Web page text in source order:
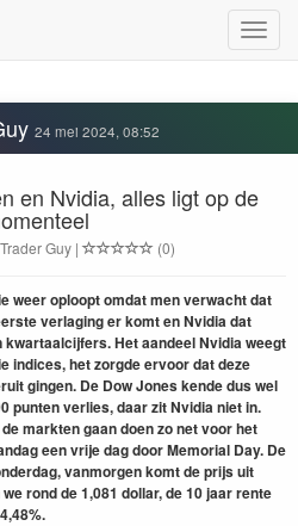
Toggle
24 mei 2024, 08:52
en Nvidia, alles ligt op de
Guy | (0)
weer oploopt omdat men verwacht dat
verlaging er komt en Nvidia dat
Het aandeel Nvidia weegt
indices, het zorgde ervoor dat deze
gingen. De Dow Jones kende dus wel
punten verlies, daar zit Nvidia niet in.
markten gaan doen zo net voor het
een vrije dag door Memorial Day. De
vanmorgen komt de prijs uit
rond de 1,081 dollar, de 10 jaar rente